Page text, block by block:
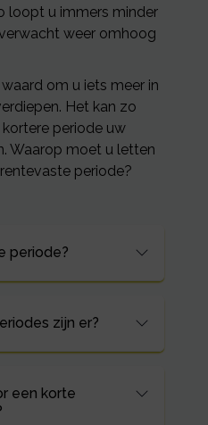
loopt u immers minder
weer omhoog
om u iets meer in
Het kan zo
periode uw
Waarop moet u letten
periode?
periode?
zijn er?
een korte